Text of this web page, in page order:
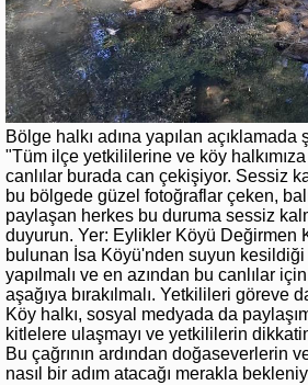
Bölge halkı adına yapılan
"Tüm ilçe yetkililerine ve köy
canlılar burada can çekişiyor. Sessiz
bu bölgede güzel fotoğraflar çeken,
paylaşan herkes bu duruma sessiz
duyurun. Yer: Eylikler Köyü Değirmen
bulunan İsa Köyü'nden suyun kesildiği
yapılmalı ve en azından bu canlılar
aşağıya bırakılmalı. Yetkilileri göreve
Köy halkı, sosyal medyada da
kitlelere ulaşmayı ve yetkililerin
Bu çağrının ardından doğaseverlerin
nasıl bir adım atacağı merakla